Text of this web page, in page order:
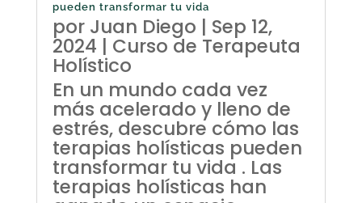
pueden transformar tu vida
por Juan Diego | Sep 12,
2024 | Curso de Terapeuta
Holístico
En un mundo cada vez
más acelerado y lleno de
estrés, descubre cómo las
terapias holísticas pueden
transformar tu vida . Las
terapias holísticas han